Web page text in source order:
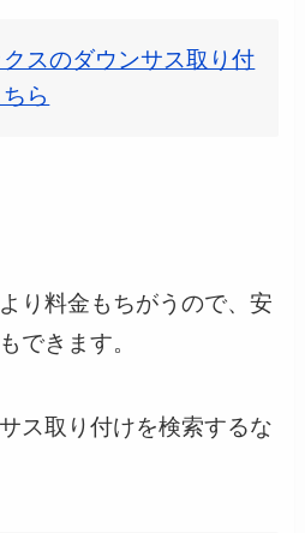
スのダウンサス取り付
ら
り料金もちがうので、安
できます。
ス取り付けを検索するな